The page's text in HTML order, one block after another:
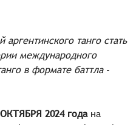
танго стать
международного
в формате баттла -
2024 годана